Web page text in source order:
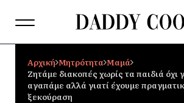
Αρχική Μητρότητα Μαμά
Ζητάμε διακοπές χωρίς τα παιδιά όχι
αγαπάμε αλλά γιατί έχουμε
ξεκούραση